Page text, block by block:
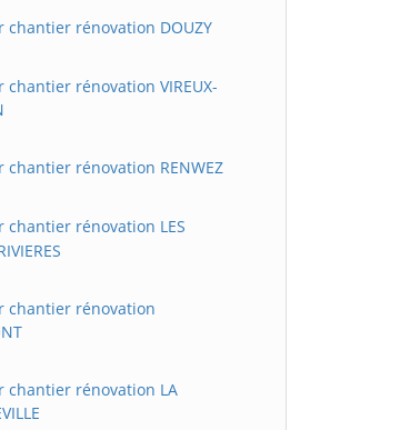
chantier rénovation DOUZY
chantier rénovation VIREUX-
chantier rénovation RENWEZ
chantier rénovation LES
chantier rénovation
chantier rénovation LA